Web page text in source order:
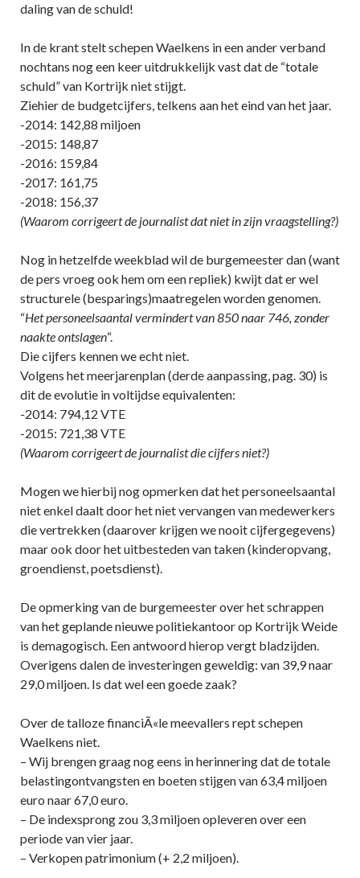
daling van de schuld!
In de krant stelt schepen Waelkens in een ander verband
nochtans nog een keer uitdrukkelijk vast dat de “totale
schuld” van Kortrijk niet stijgt.
Ziehier de budgetcijfers, telkens aan het eind van het jaar.
-2014: 142,88 miljoen
-2015: 148,87
-2016: 159,84
-2017: 161,75
-2018: 156,37
(Waarom corrigeert de journalist dat niet in zijn vraagstelling?)
Nog in hetzelfde weekblad wil de burgemeester dan (want
de pers vroeg ook hem om een repliek) kwijt dat er wel
structurele (besparings)maatregelen worden genomen.
“Het personeelsaantal vermindert van 850 naar 746, zonder
naakte ontslagen“.
Die cijfers kennen we echt niet.
Volgens het meerjarenplan (derde aanpassing, pag. 30) is
dit de evolutie in voltijdse equivalenten:
-2014: 794,12 VTE
-2015: 721,38 VTE
(Waarom corrigeert de journalist die cijfers niet?)
Mogen we hierbij nog opmerken dat het personeelsaantal
niet enkel daalt door het niet vervangen van medewerkers
die vertrekken (daarover krijgen we nooit cijfergegevens)
maar ook door het uitbesteden van taken (kinderopvang,
groendienst, poetsdienst).
De opmerking van de burgemeester over het schrappen
van het geplande nieuwe politiekantoor op Kortrijk Weide
is demagogisch. Een antwoord hierop vergt bladzijden.
Overigens dalen de investeringen geweldig: van 39,9 naar
29,0 miljoen. Is dat wel een goede zaak?
Over de talloze financiÃ«le meevallers rept schepen
Waelkens niet.
– Wij brengen graag nog eens in herinnering dat de totale
belastingontvangsten en boeten stijgen van 63,4 miljoen
euro naar 67,0 euro.
– De indexsprong zou 3,3 miljoen opleveren over een
periode van vier jaar.
– Verkopen patrimonium (+ 2,2 miljoen).